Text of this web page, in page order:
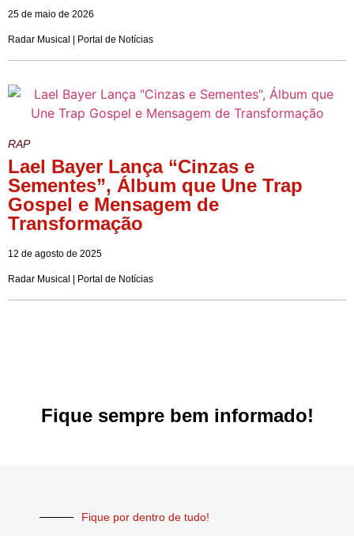
25 de maio de 2026
Radar Musical | Portal de Notícias
RAP
Lael Bayer Lança “Cinzas e
Sementes”, Álbum que Une Trap
Gospel e Mensagem de
Transformação
12 de agosto de 2025
Radar Musical | Portal de Notícias
Fique sempre bem informado!
Fique por dentro de tudo!